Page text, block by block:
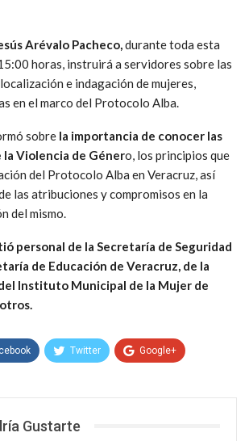
Arévalo Pacheco,durante toda esta
horas, instruirá a servidores sobre las
e indagación de mujeres,
en el marco del Protocolo Alba.
sobre la importancia de conocer las
Violencia de Género, los principios que
del Protocolo Alba en Veracruz, así
las atribuciones y compromisos en la
del mismo.
personal de la Secretaría de Seguridad
de Educación de Veracruz, de la
Instituto Municipal de la Mujer de
Twitter Google+
Gustarte